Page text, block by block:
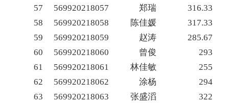
57
569920218057 郑瑞
316.33
58
569920218058 陈佳媛
317.33
59
569920218059 赵涛
285.67
60
569920218060 曾俊
293
61
569920218061 林佳敏
255
62
569920218062 涂杨
294
63
569920218063 张盛滔
322